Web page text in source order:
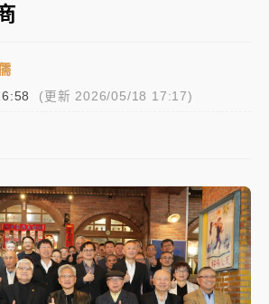
新北！時雨量破百毫米 水塔、雨棚
險破31兆創高 日本年增45%居冠
？大摩估去槓桿完成逾半 波動率降
北！通報109件災情 侯友宜揭這類災
(更新 2026/05/18 17:17)